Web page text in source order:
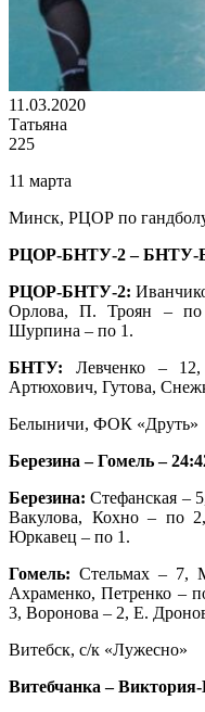
11.03.2020
Татьяна
225
11 марта
Минск, РЦОР по
РЦОР-БНТУ-2 – БНТУ-
РЦОР-БНТУ-2:
Орлова, П. Троян –
Шурпина – по 1.
БНТУ: Левченко –
Артюхович, Гутова,
Белыничи, ФОК «Друть»
Березина – Гомель –
Березина: Стефанская –
Вакулова, Кохно – по
Юркавец – по 1.
Гомель: Стельмах – 7,
Ахраменко, Петренко –
3, Воронова – 2, Е.
Витебск, с/к «Лужесно»
Витебчанка – Виктория-